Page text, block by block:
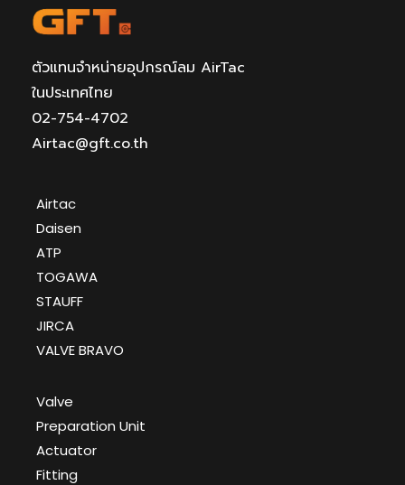
ตัวแทนจำหน่ายอุปกรณ์ลม AirTac
ในประเทศไทย
02-754-4702
Airtac@gft.co.th
Airtac
Daisen
ATP
TOGAWA
STAUFF
JIRCA
VALVE BRAVO
Valve
Preparation Unit
Actuator
Fitting